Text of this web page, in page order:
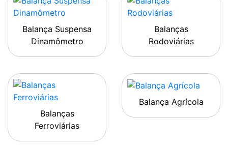
Balança Suspensa
Dinamômetro
Balanças
Rodoviárias
Balanças
Ferroviárias
Balança Agrícola